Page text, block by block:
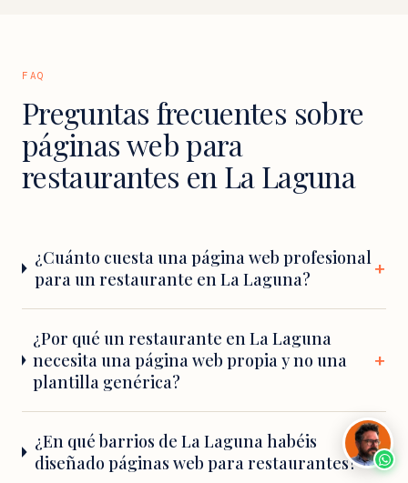
FAQ
Preguntas frecuentes sobre
páginas web para
restaurantes en La Laguna
¿Cuánto cuesta una página web profesional
para un restaurante en La Laguna?
¿Por qué un restaurante en La Laguna
necesita una página web propia y no una
plantilla genérica?
¿En qué barrios de La Laguna habéis
diseñado páginas web para restaurantes?